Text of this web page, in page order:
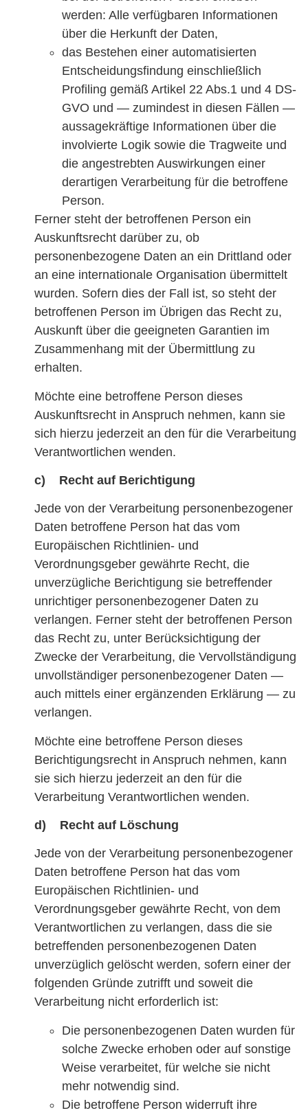
werden: Alle verfügbaren Informationen
über die Herkunft der Daten,
das Bestehen einer automatisierten
Entscheidungsfindung einschließlich
Profiling gemäß Artikel 22 Abs.1 und 4 DS-
GVO und — zumindest in diesen Fällen —
aussagekräftige Informationen über die
involvierte Logik sowie die Tragweite und
die angestrebten Auswirkungen einer
derartigen Verarbeitung für die betroffene
Person.
Ferner steht der betroffenen Person ein
Auskunftsrecht darüber zu, ob
personenbezogene Daten an ein Drittland oder
an eine internationale Organisation übermittelt
wurden. Sofern dies der Fall ist, so steht der
betroffenen Person im Übrigen das Recht zu,
Auskunft über die geeigneten Garantien im
Zusammenhang mit der Übermittlung zu
erhalten.
Möchte eine betroffene Person dieses
Auskunftsrecht in Anspruch nehmen, kann sie
sich hierzu jederzeit an den für die Verarbeitung
Verantwortlichen wenden.
c) Recht auf Berichtigung
Jede von der Verarbeitung personenbezogener
Daten betroffene Person hat das vom
Europäischen Richtlinien- und
Verordnungsgeber gewährte Recht, die
unverzügliche Berichtigung sie betreffender
unrichtiger personenbezogener Daten zu
verlangen. Ferner steht der betroffenen Person
das Recht zu, unter Berücksichtigung der
Zwecke der Verarbeitung, die Vervollständigung
unvollständiger personenbezogener Daten —
auch mittels einer ergänzenden Erklärung — zu
verlangen.
Möchte eine betroffene Person dieses
Berichtigungsrecht in Anspruch nehmen, kann
sie sich hierzu jederzeit an den für die
Verarbeitung Verantwortlichen wenden.
d) Recht auf Löschung
Jede von der Verarbeitung personenbezogener
Daten betroffene Person hat das vom
Europäischen Richtlinien- und
Verordnungsgeber gewährte Recht, von dem
Verantwortlichen zu verlangen, dass die sie
betreffenden personenbezogenen Daten
unverzüglich gelöscht werden, sofern einer der
folgenden Gründe zutrifft und soweit die
Verarbeitung nicht erforderlich ist:
Die personenbezogenen Daten wurden für
solche Zwecke erhoben oder auf sonstige
Weise verarbeitet, für welche sie nicht
mehr notwendig sind.
Die betroffene Person widerruft ihre